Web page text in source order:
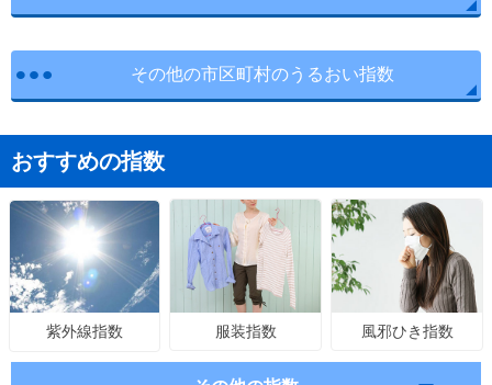
その他の市区町村のうるおい指数
おすすめの指数
紫外線指数 服装指数 風邪ひき指数